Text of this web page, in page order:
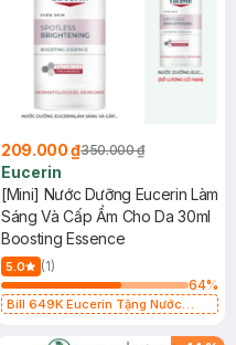
209.000 ₫350.000 ₫
Eucerin
[Mini] Nước Dưỡng Eucerin Làm
Sáng Và Cấp Ẩm Cho Da 30ml
Boosting Essence
5.0
(1)
64%
Bill 649K Eucerin Tặng Nước
(SL có hạn)